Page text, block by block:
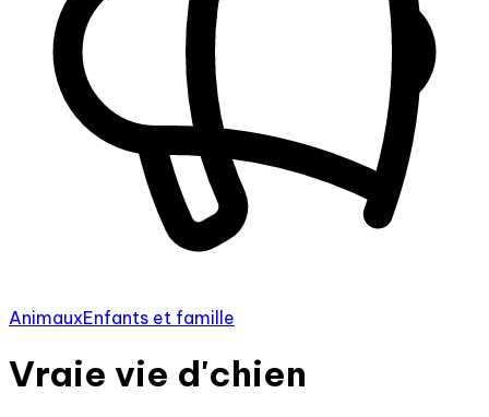
AnimauxEnfants et famille
Vraie vie d'chien